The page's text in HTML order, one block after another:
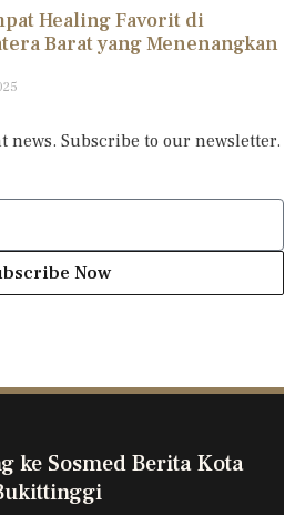
Healing Favorit di
Barat yang Menenangkan
news. Subscribe to our newsletter.
Now
ke Sosmed Berita Kota